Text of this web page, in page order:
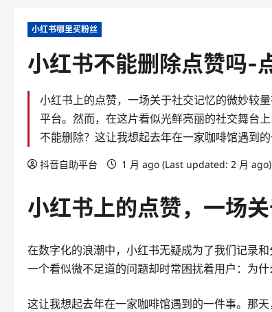
小红书哪里买粉丝
小红书不能删除点赞吗-
小红书上的点赞，一场关于社交记忆的微妙较
平台。然而，在这片看似光鲜亮丽的社交舞台
不能删除？这让我想起去年在一家咖啡馆遇到
抖音自助平台 1 月 ago (Last updated: 2 月 ago)
小红书上的点赞，一场
在数字化的浪潮中，小红书无疑成为了我们记录
一个看似微不足道的问题却时常困扰着用户：为什
这让我想起去年在一家咖啡馆遇到的一件事。那